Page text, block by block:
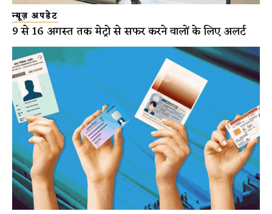
न्यूज़ अपडेट
9 से 16 अगस्त तक मेट्रो से सफर करने वालों के लिए अलर्ट